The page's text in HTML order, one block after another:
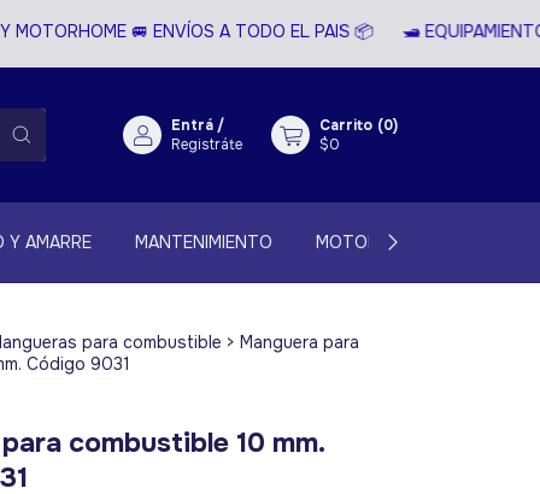
🚐 ENVÍOS A TODO EL PAIS 📦 🛥️ EQUIPAMIENTO
Entrá /
Registráte
Carrito (0)
$0
Y AMARRE MANTENIMIENTO MOTOR
para combustible > Manguera para
Código 9031
combustible 10 mm.